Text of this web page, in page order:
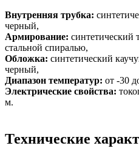
Внутренняя трубка:
черный,
Армирование: синтетический
стальной спиралью,
Обложка: синтетический
черный,
Диапазон температур: от -30
Электрические свойства:
м.
Технические